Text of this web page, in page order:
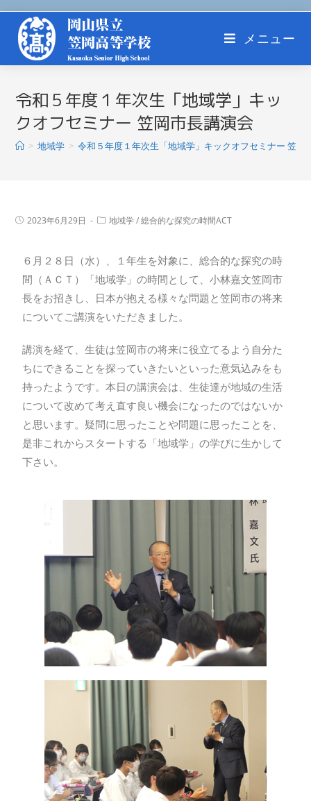
メニュー
令和５年度１年次生「地域学」キッ
クオフセミナー 笠岡市長講演会
> 地域学 > 令和５年度１年次生「地域学」キックオフセミナー 笠岡
2023年6月29日 地域学 / 総合的な探究の時間ACT
６月２８日（水）、１年生を対象に、総合的な探究の時
間（ＡＣＴ）「地域学」の時間として、小林嘉文笠岡市
長をお招きし、日本が抱える様々な問題と笠岡市の将来
についてご講演をいただきました。
講演を経て、生徒は笠岡市の将来に役立てるよう自分た
ちにできることを探っていきたいといった意気込みをも
持ったようです。本日の講演会は、生徒達が地域の生活
について改めて考え直す良い機会になったのではないか
と思います。疑問に思ったことや問題に思ったことを、
是非これからスタートする「地域学」の学びに生かして
下さい。